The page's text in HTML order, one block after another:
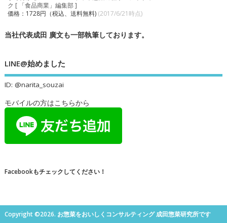
ク [ 「食品商業」編集部 ]
価格：1728円（税込、送料無料) (2017/6/21時点)
当社代表成田 廣文も一部執筆しております。
LINE@始めました
ID: @narita_souzai
モバイルの方はこちらから
Facebookもチェックしてください！
Copyright ©2026. お惣菜をおいしくコンサルティング 成田惣菜研究所です